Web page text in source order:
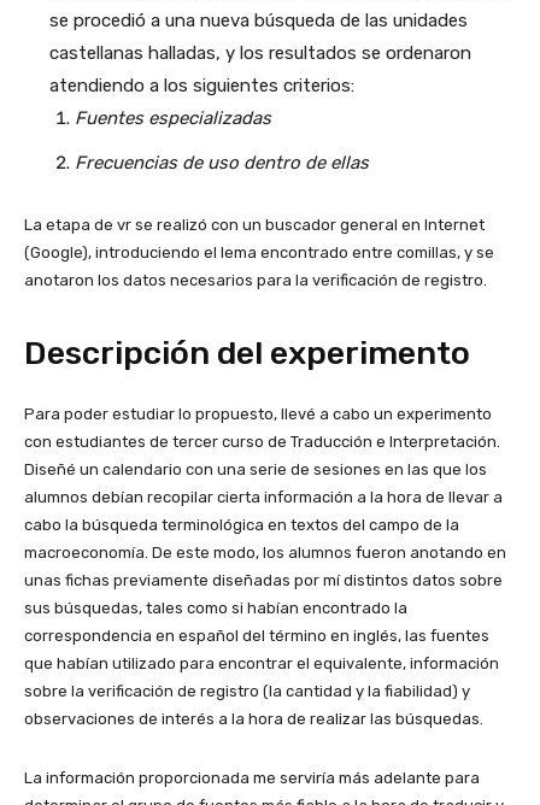
se procedió a una nueva búsqueda de las unidades
castellanas halladas, y los resultados se ordenaron
atendiendo a los siguientes criterios:
Fuentes especializadas
Frecuencias de uso dentro de ellas
La etapa de vr se realizó con un buscador general en Internet
(Google), introduciendo el lema encontrado entre comillas, y se
anotaron los datos necesarios para la verificación de registro.
Descripción del experimento
Para poder estudiar lo propuesto, llevé a cabo un experimento
con estudiantes de tercer curso de Traducción e Interpretación.
Diseñé un calendario con una serie de sesiones en las que los
alumnos debían recopilar cierta información a la hora de llevar a
cabo la búsqueda terminológica en textos del campo de la
macroeconomía. De este modo, los alumnos fueron anotando en
unas fichas previamente diseñadas por mí distintos datos sobre
sus búsquedas, tales como si habían encontrado la
correspondencia en español del término en inglés, las fuentes
que habían utilizado para encontrar el equivalente, información
sobre la verificación de registro (la cantidad y la fiabilidad) y
observaciones de interés a la hora de realizar las búsquedas.
La información proporcionada me serviría más adelante para